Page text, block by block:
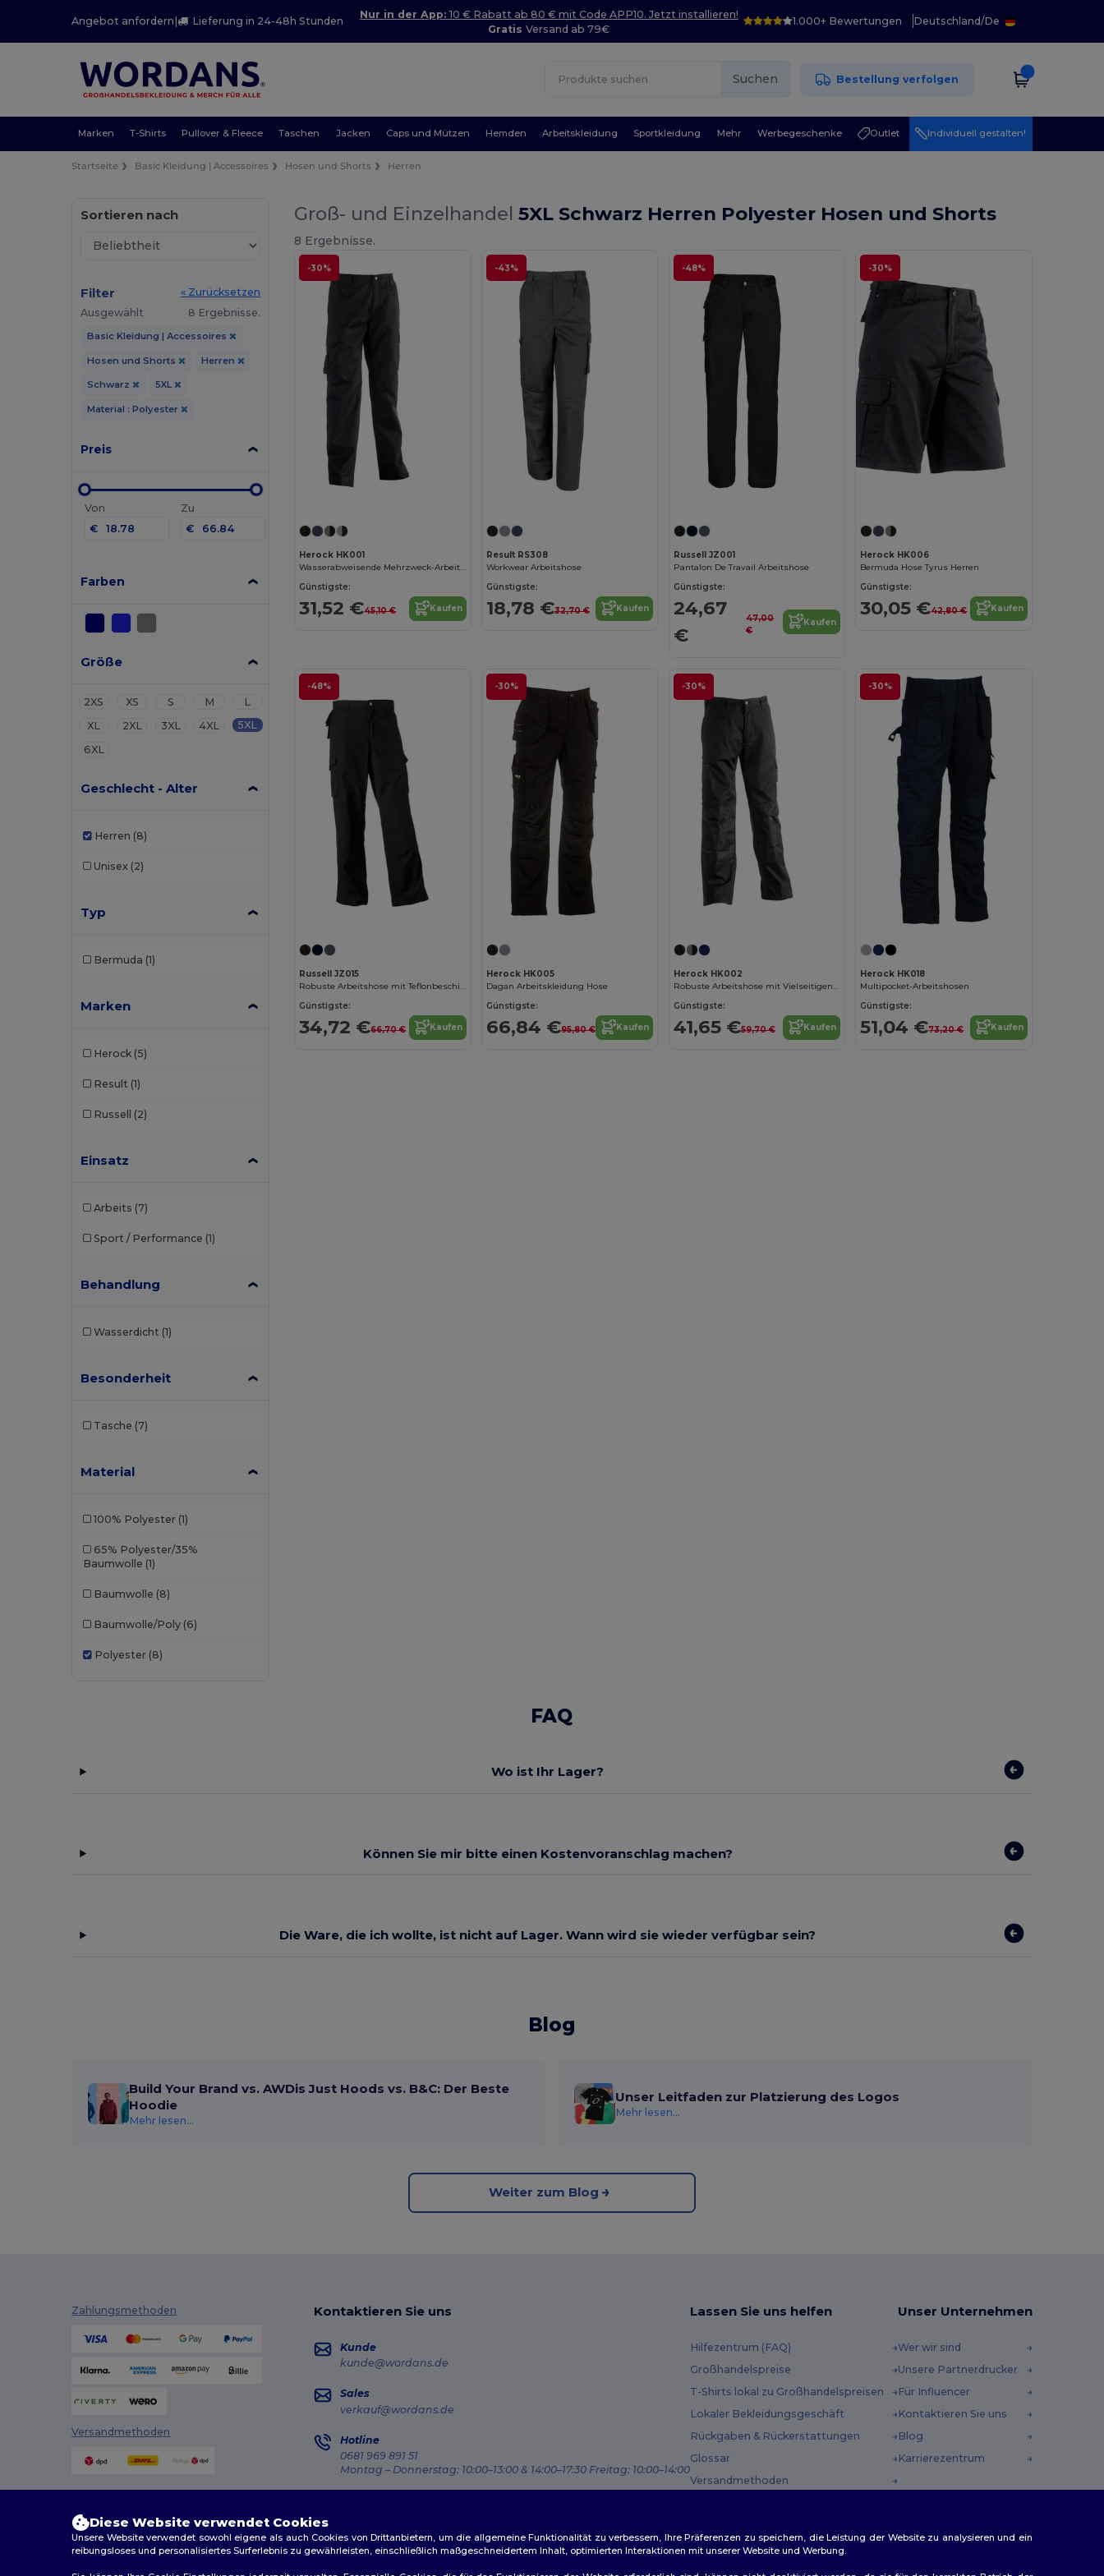
Angebot anfordern | Lieferung in 24-48h Stunden
Nur in der App: 10 € Rabatt ab 80 € mit Code APP10. Jetzt installieren!
GratisVersand ab 79€
1.000+ Bewertungen Deutschland/De
Suchen Bestellung verfolgen
Marken T-Shirts Pullover & Fleece Taschen Jacken Caps und Mützen Hemden Arbeitskleidung Sportkleidung Mehr Werbegeschenke Outlet Individuell gestalten!
Startseite Basic Kleidung | Accessoires Hosen und Shorts Herren
Sortieren nach
Filter
« Zurücksetzen
Ausgewählt
8 Ergebnisse.
Basic Kleidung | Accessoires
Hosen und Shorts Herren
Schwarz 5XL
Material : Polyester
Preis
Von
€
Zu
€
Farben
Größe
2XS XS S M
L
XL
2XL 3XL 4XL
5XL
6XL
Geschlecht - Alter
Herren (8)
Unisex (2)
Typ
Bermuda (1)
Marken
Herock (5)
Result (1)
Russell (2)
Einsatz
Arbeits (7)
Sport / Performance (1)
Behandlung
Wasserdicht (1)
Besonderheit
Tasche (7)
Material
100% Polyester (1)
65% Polyester/35%
Baumwolle (1)
Baumwolle (8)
Baumwolle/Poly (6)
Polyester (8)
Groß- und Einzelhandel 5XL Schwarz Herren Polyester Hosen und Shorts
8 Ergebnisse.
-30%
Herock HK001
Wasserabweisende Mehrzweck-Arbeitshose Thor
Günstigste:
31,52 €45,10 € Kaufen
-43%
Result RS308
Workwear Arbeitshose
Günstigste:
18,78 €32,70 € Kaufen
-48%
Russell JZ001
Pantalon De Travail Arbeitshose
Günstigste:
24,67
€
47,00
€
Kaufen
-30%
Herock HK006
Bermuda Hose Tyrus Herren
Günstigste:
30,05 €42,80 € Kaufen
-48%
Russell JZ015
Robuste Arbeitshose mit Teflonbeschichtung und Kniepolstern
Günstigste:
34,72 €66,70 € Kaufen
-30%
Herock HK005
Dagan Arbeitskleidung Hose
Günstigste:
66,84 €95,80 € Kaufen
-30%
Herock HK002
Robuste Arbeitshose mit Vielseitigen Taschen
Günstigste:
41,65 €59,70 € Kaufen
-30%
Herock HK018
Multipocket-Arbeitshosen
Günstigste:
51,04 €73,20 € Kaufen
FAQ
Wo ist Ihr Lager?
Können Sie mir bitte einen Kostenvoranschlag machen?
Die Ware, die ich wollte, ist nicht auf Lager. Wann wird sie wieder verfügbar sein?
Blog
Build Your Brand vs. AWDis Just Hoods vs. B&C: Der Beste
Hoodie
Mehr lesen...
Unser Leitfaden zur Platzierung des Logos
Mehr lesen...
Weiter zum Blog
Zahlungsmethoden
Versandmethoden
Kontaktieren Sie uns
Kunde
kunde@wordans.de
Sales
verkauf@wordans.de
Hotline
0681 969 891 51
Montag – Donnerstag: 10:00–13:00 & 14:00–17:30 Freitag: 10:00–14:00
Lassen Sie uns helfen
Hilfezentrum (FAQ)
Großhandelspreise
T-Shirts lokal zu Großhandelspreisen
Lokaler Bekleidungsgeschäft
Rückgaben & Rückerstattungen
Glossar
Versandmethoden
Unser Unternehmen
Wer wir sind
Unsere Partnerdrucker
Für Influencer
Kontaktieren Sie uns
Blog
Karrierezentrum
Diese Website verwendet Cookies
Unsere Website verwendet sowohl eigene als auch Cookies von Drittanbietern, um die allgemeine Funktionalität zu verbessern, Ihre Präferenzen zu speichern, die Leistung der Website zu analysieren und ein
reibungsloses und personalisiertes Surferlebnis zu gewährleisten, einschließlich maßgeschneidertem Inhalt, optimierten Interaktionen mit unserer Website und Werbung.